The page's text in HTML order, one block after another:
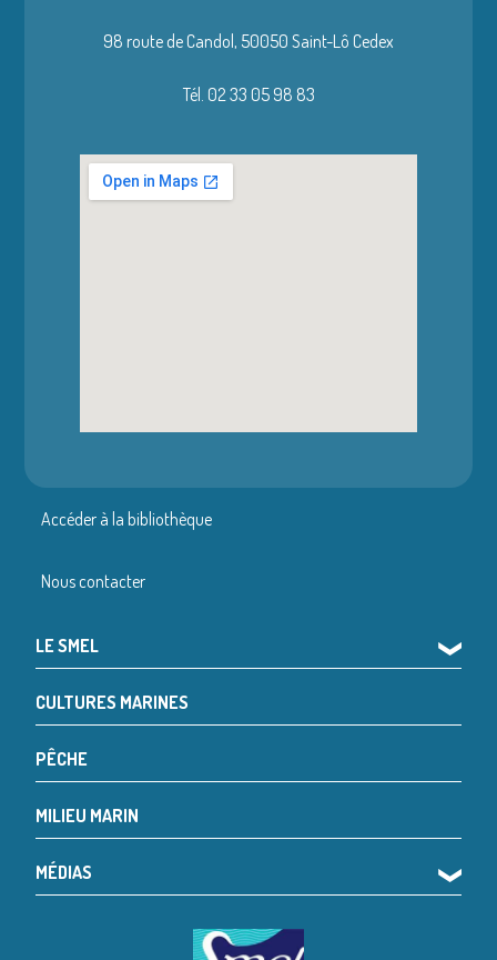
98 route de Candol, 50050 Saint-Lô Cedex
Tél. 02 33 05 98 83
Accéder à la bibliothèque
Nous contacter
LE SMEL ❯
CULTURES MARINES
PÊCHE
MILIEU MARIN
MÉDIAS ❯